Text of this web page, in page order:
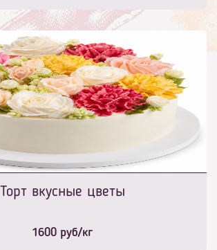
Торт вкусные цветы
1600 руб/кг